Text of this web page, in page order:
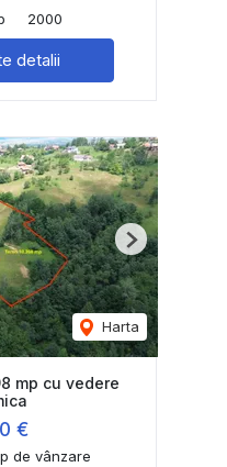
2000
detalii
Harta
Next
mp cu vedere
€
de vânzare